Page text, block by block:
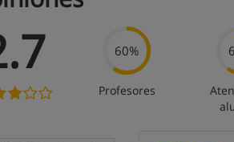
60%
Profesores